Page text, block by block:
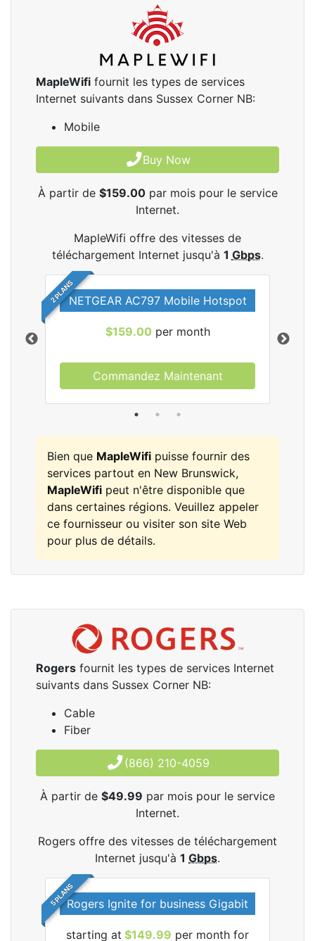
MapleWifi fournit les types de services
Internet suivants dans Sussex Corner NB:
Mobile
Buy Now
À partir de $159.00par mois pour le service
Internet.
MapleWifi offre des vitesses de
téléchargement Internet jusqu'à 1 Gbps.
2 PLANSNETGEAR AC797 Mobile Hotspot
$159.00 per month
Commandez Maintenant
Bien que MapleWifi puisse fournir des
services partout en New Brunswick,
MapleWifi peut n'être disponible que
dans certaines régions. Veuillez appeler
ce fournisseur ou visiter son site Web
pour plus de détails.
Rogers fournit les types de services Internet
suivants dans Sussex Corner NB:
Cable
Fiber
(866) 210-4059
À partir de $49.99 par mois pour le service
Internet.
Rogers offre des vitesses de téléchargement
Internet jusqu'à 1 Gbps.
5 PLANSRogers Ignite for business Gigabit
starting at $149.99 per month for